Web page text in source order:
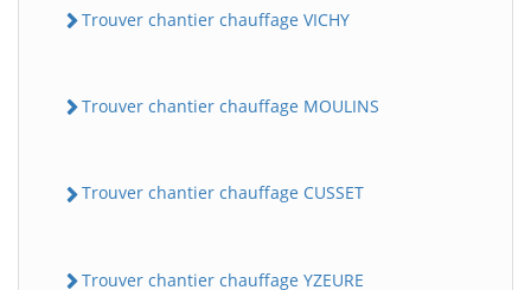
Trouver chantier chauffage VICHY
Trouver chantier chauffage MOULINS
Trouver chantier chauffage CUSSET
Trouver chantier chauffage YZEURE